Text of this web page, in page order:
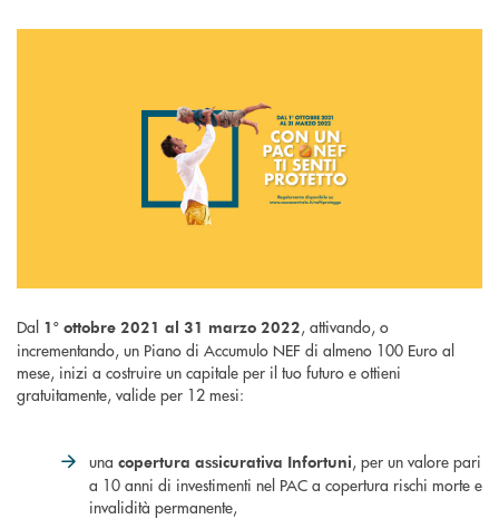
Dal 1° ottobre 2021 al 31 marzo 2022, attivando, o
incrementando, un Piano di Accumulo NEF di almeno 100 Euro al
mese, inizi a costruire un capitale per il tuo futuro e ottieni
gratuitamente, valide per 12 mesi:
una copertura assicurativa Infortuni, per un valore pari
a 10 anni di investimenti nel PAC a copertura rischi morte e
invalidità permanente,